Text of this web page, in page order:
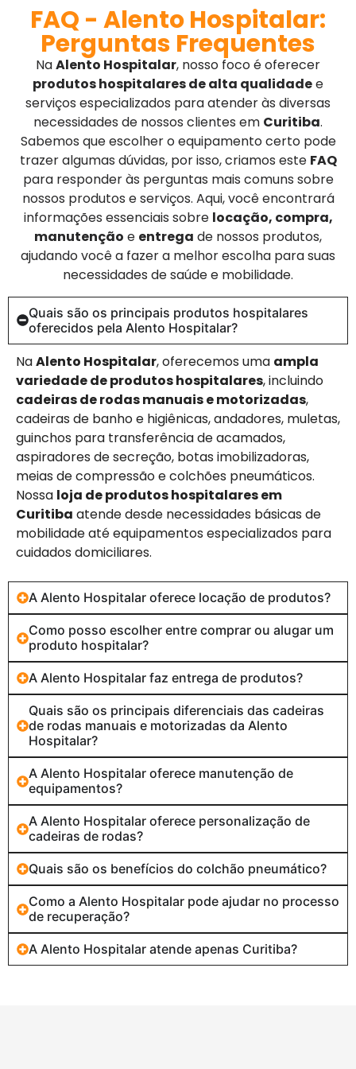
FAQ - Alento Hospitalar:
Perguntas Frequentes
NaAlento Hospitalar, nosso foco é oferecer
produtos hospitalares de alta qualidadee
serviços especializados para atender às diversas
necessidades de nossos clientes em Curitiba.
Sabemos que escolher o equipamento certo pode
trazer algumas dúvidas, por isso, criamos este FAQ
para responder às perguntas mais comuns sobre
nossos produtos e serviços. Aqui, você encontrará
informações essenciais sobre locação, compra,
manutenção e entrega de nossos produtos,
ajudando você a fazer a melhor escolha para suas
necessidades de saúde e mobilidade.
Quais são os principais produtos hospitalares
oferecidos pela Alento Hospitalar?
NaAlento Hospitalar, oferecemos uma ampla
variedade de produtos hospitalares, incluindo
cadeiras de rodas manuais e motorizadas,
cadeiras de banho e higiênicas, andadores, muletas,
guinchos para transferência de acamados,
aspiradores de secreção, botas imobilizadoras,
meias de compressão e colchões pneumáticos.
Nossa loja de produtos hospitalares em
Curitiba atende desde necessidades básicas de
mobilidade até equipamentos especializados para
cuidados domiciliares.
A Alento Hospitalar oferece locação de produtos?
Como posso escolher entre comprar ou alugar um
produto hospitalar?
A Alento Hospitalar faz entrega de produtos?
Quais são os principais diferenciais das cadeiras
de rodas manuais e motorizadas da Alento
Hospitalar?
A Alento Hospitalar oferece manutenção de
equipamentos?
A Alento Hospitalar oferece personalização de
cadeiras de rodas?
Quais são os benefícios do colchão pneumático?
Como a Alento Hospitalar pode ajudar no processo
de recuperação?
A Alento Hospitalar atende apenas Curitiba?